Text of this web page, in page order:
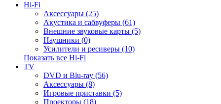
Hi-Fi
Аксессуары (25)
Акустика и сабвуферы (61)
Внешние звуковые карты (5)
Наушники (0)
Усилители и ресиверы (10)
Показать все Hi-Fi
TV
DVD и Blu-ray (56)
Аксессуары (8)
Игровые приставки (5)
Проекторы (18)